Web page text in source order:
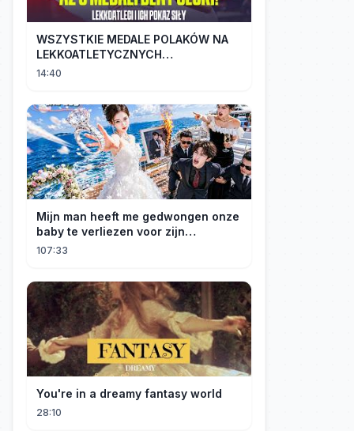
WSZYSTKIE MEDALE POLAKÓW NA
LEKKOATLETYCZNYCH
MISTRZOSTWACH EUROPY U18 |
14:40
Mijn man heeft me gedwongen onze
baby te verliezen voor zijn
maîtresse! Ik heb mijn ring in zee
107:33
You're in a dreamy fantasy world
28:10